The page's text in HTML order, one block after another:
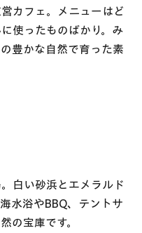
カフェ。メニューはど
使ったものばかり。み
豊かな自然で育った素
白い砂浜とエメラルド
水浴やBBQ、テントサ
の宝庫です。